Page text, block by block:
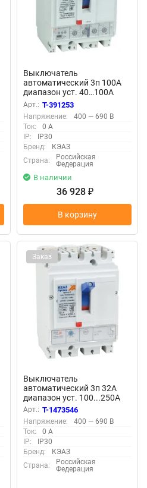
Выключатель
автоматический 3п 100А
диапазон уст. 40…100А
40кА OptiMat D100N MR1
У3 КЭАЗ 144412
Арт.: T-391253
Напряжение:
400 — 690 В
Ток:
0 А
IP:
IP30
Бренд:
КЭАЗ
Страна:
Российская
Федерация
В наличии
36 928 ₽
В корзину
Заказ
Выключатель
автоматический 3п 32А
диапазон уст. 100...250А
25кА OptiMat D250L TM032
УХЛ3 КЭАЗ 291412
Арт.: T-1473546
Напряжение:
400 — 690 В
Ток:
0 А
IP:
IP30
Бренд:
КЭАЗ
Страна:
Российская
Федерация